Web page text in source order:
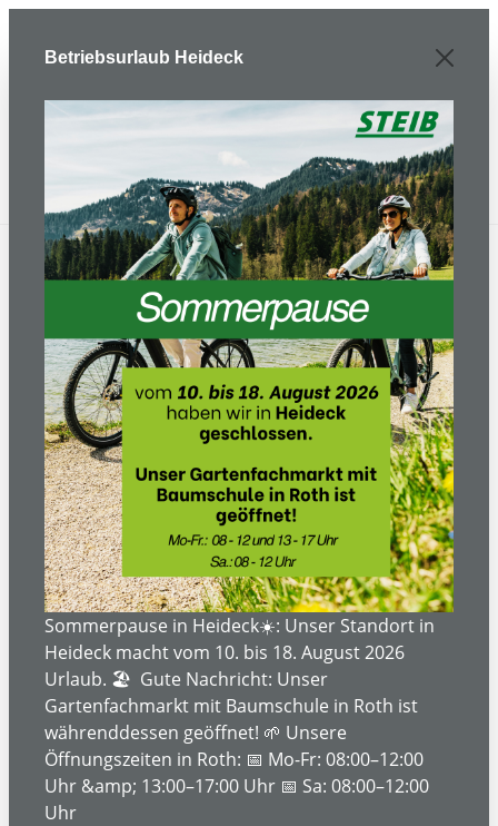
Gartentechnik
Mähtechnik und Pflege
Motorsensen/Freischneider
Akkutrimmer
Akku Motorsense 535iRX
Bildergalerie überspringen
Betriebsurlaub Heideck
Sommerpause in Heideck☀️: Unser Standort in
Heideck macht vom 10. bis 18. August 2026
Urlaub. 🏖️ Gute Nachricht: Unser
Gartenfachmarkt mit Baumschule in Roth ist
währenddessen geöffnet! 🌱 Unsere
Öffnungszeiten in Roth: 📅 Mo-Fr: 08:00–12:00
Uhr &amp; 13:00–17:00 Uhr 📅 Sa: 08:00–12:00
Uhr